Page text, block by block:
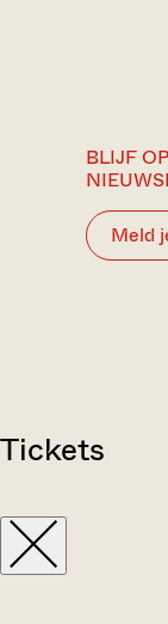
BLIJF
Meld
Tickets